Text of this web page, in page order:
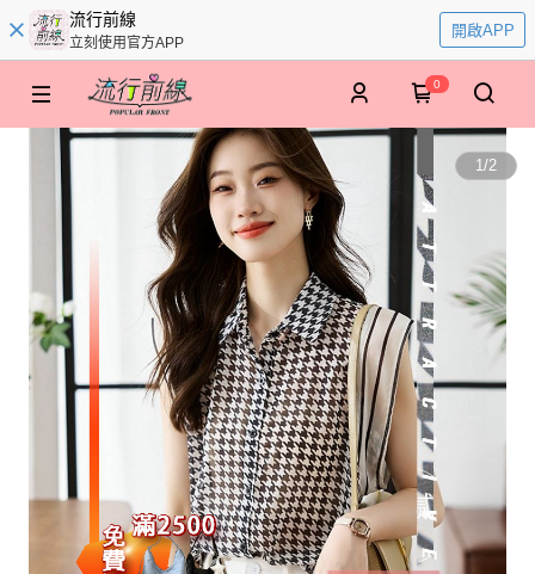
流行前線
立刻使用官方APP
開啟APP
0
1/2